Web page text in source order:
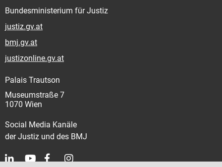
Bundesministerium für Justiz
justiz.gv.at
bmj.gv.at
justizonline.gv.at
Palais Trautson
Museumstraße 7
1070 Wien
Social Media Kanäle
der Justiz und des BMJ